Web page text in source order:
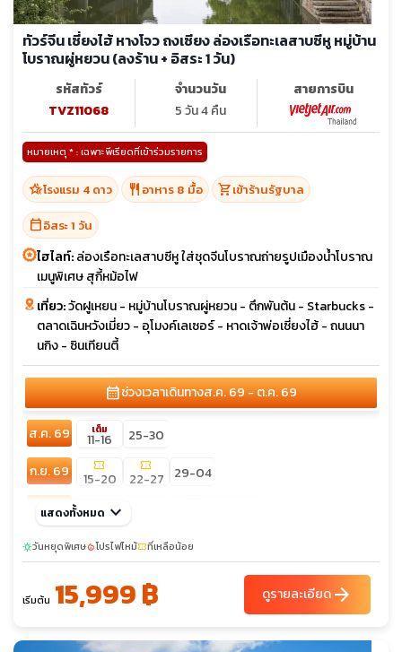
ทัวร์จีน เซี่ยงไฮ้ หางโจว ถงเซียง ล่องเรือทะเลสาบซีหู หมู่บ้าน
โบราณผู่หยวน (ลงร้าน + อิสระ 1 วัน)
รหัสทัวร์
TVZ11068
จำนวนวัน
5 วัน 4 คืน
สายการบิน
หมายเหตุ * : เฉพาะพีเรียดที่เข้าร่วมรายการ
hotel_classโรงแรม 4 ดาว restaurant อาหาร 8 มื้อ shopping_cartเข้าร้านรัฐบาล
calendar_todayอิสระ 1 วัน
ไฮไลท์:ล่องเรือทะเลสาบซีหู ใส่ชุดจีนโบราณถ่ายรูปเมืองน้ำโบราณ
เมนูพิเศษ สุกี้หม้อไฟ
เที่ยว:วัดฝูเหยน - หมู่บ้านโบราณผู่หยวน - ตึกพันต้น - Starbucks -
ตลาดเฉินหวังเมี่ยว - อุโมงค์เลเซอร์ - หาดเจ้าพ่อเซี่ยงไฮ้ - ถนนนา
นกิง - ซินเทียนตี้
calendar_monthช่วงเวลาเดินทางส.ค. 69 - ต.ค. 69
ส.ค. 69 เต็ม
11-16
25-30
ก.ย. 69
confirmation_number
15-20
confirmation_number
22-27
29-04
ต.ค. 69
11-16
แสดงทั้งหมด keyboard_arrow_down
sunnyวันหยุดพิเศษlocal_fire_departmentโปรไฟไหม้confirmation_numberที่เหลือน้อย
เริ่มต้น 15,999 ฿ ดูรายละเอียดarrow_forward